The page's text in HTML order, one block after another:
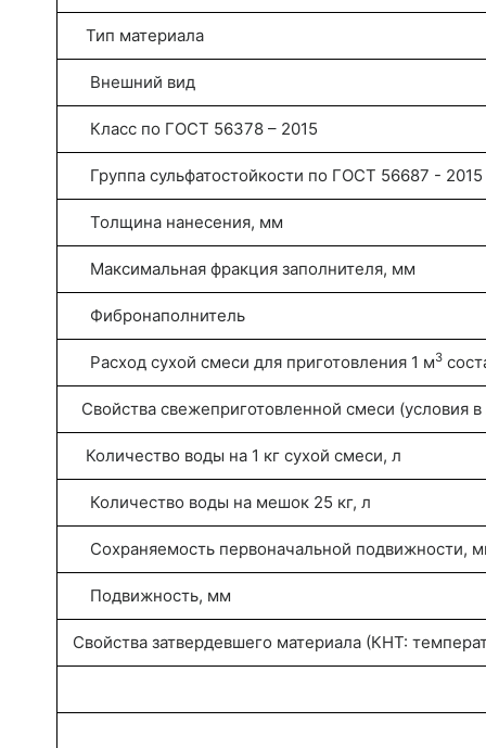
Тип материала
Внешний вид
Класс по ГОСТ 56378 – 2015
Группа сульфатостойкости по ГОСТ 56687 - 2015
Толщина нанесения, мм
Максимальная фракция заполнителя, мм
Фибронаполнитель
Расход сухой смеси для приготовления 1 м3
Свойства свежеприготовленной смеси (условия
Количество воды на 1 кг сухой смеси, л
Количество воды на мешок 25 кг, л
Сохраняемость первоначальной подвижности,
Подвижность, мм
Свойства затвердевшего материала (КНТ: